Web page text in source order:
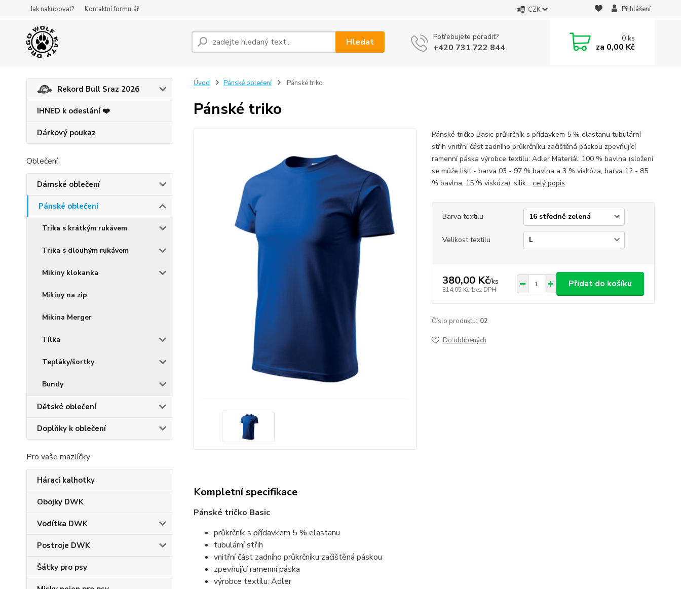
Jak nakupovat? Kontaktní formulář CZK Přihlášení
Hledat Potřebujete poradit?
+420 731 722 844
0ks
za 0,00 Kč
Rekord Bull Sraz 2026
IHNED k odeslání ❤️
Dárkový poukaz
Oblečení
Dámské oblečení
Pánské oblečení
Trika s krátkým rukávem
Trika s dlouhým rukávem
Mikiny klokanka
Mikiny na zip
Mikina Merger
Tílka
Tepláky/šortky
Bundy
Dětské oblečení
Doplňky k oblečení
Pro vaše mazlíčky
Hárací kalhotky
Obojky DWK
Vodítka DWK
Postroje DWK
Šátky pro psy
Úvod Pánské oblečení Pánské triko
Pánské triko
Pánské tričko Basic průkrčník s přídavkem 5 % elastanu tubulární
střih vnitřní část zadního průkrčníku začištěná páskou zpevňující
ramenní páska výrobce textilu: Adler Materiál: 100 % bavlna (složení
se může lišit - barva 03 - 97 % bavlna a 3 % viskóza, barva 12 - 85
% bavlna, 15 % viskóza), silik... celý popis
Barva textilu
Velikost textilu
380,00 Kč/ks
314,05 Kč bez DPH
Přidat do košíku
Číslo produktu: 02
Do oblíbených
Kompletní specifikace
Pánské tričko Basic
průkrčník s přídavkem 5 % elastanu
tubulární střih
vnitřní část zadního průkrčníku začištěná páskou
zpevňující ramenní páska
výrobce textilu: Adler